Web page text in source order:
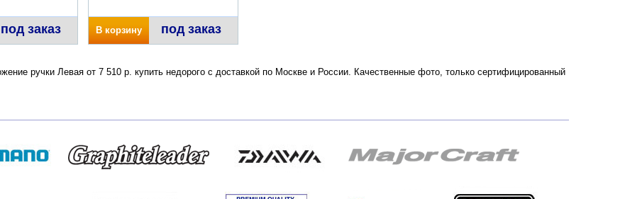
под заказ В корзину под заказ
ручки Левая от 7 510 р. купить недорого с доставкой по Москве и России. Качественные фото, только сертифицированный